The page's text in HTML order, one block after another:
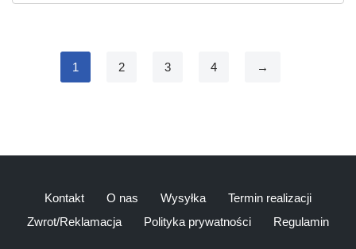
1 2 3 4 →
Kontakt O nas Wysyłka
Termin realizacji
Zwrot/Reklamacja
Polityka prywatności Regulamin